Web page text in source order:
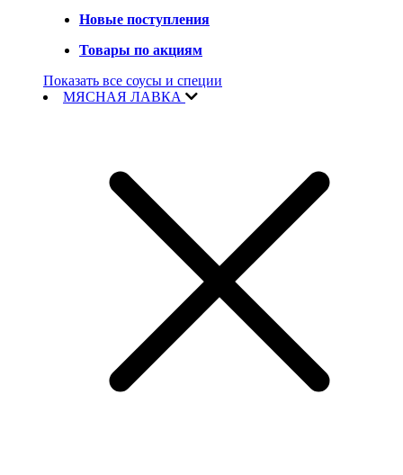
Новые поступления
Товары по акциям
Показать все соусы и специи
МЯСНАЯ ЛАВКА